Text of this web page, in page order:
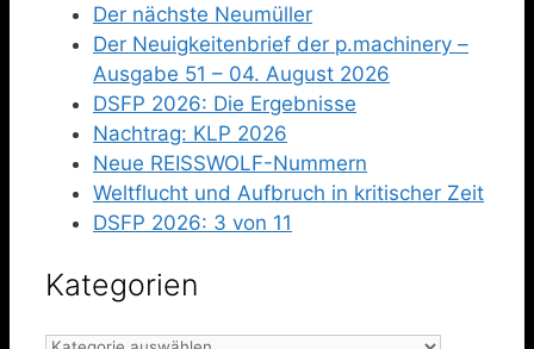
Der nächste Neumüller
Der Neuigkeitenbrief der p.machinery –
Ausgabe 51 – 04. August 2026
DSFP 2026: Die Ergebnisse
Nachtrag: KLP 2026
Neue REISSWOLF-Nummern
Weltflucht und Aufbruch in kritischer Zeit
DSFP 2026: 3 von 11
Kategorien